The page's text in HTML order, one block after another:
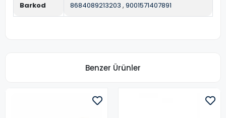
Barkod 8684089213203 , 9001571407891
Benzer Ürünler